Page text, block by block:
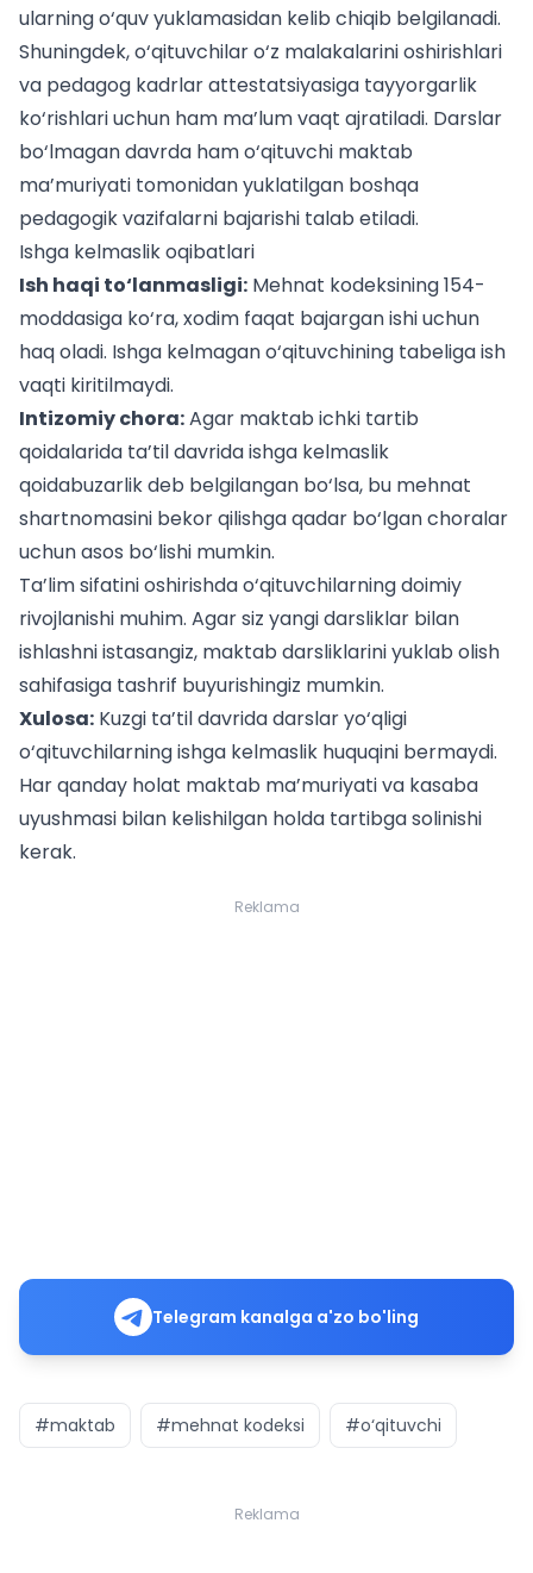
ularning o‘quv yuklamasidan kelib chiqib belgilanadi.
Shuningdek, o‘qituvchilar o‘z malakalarini oshirishlari
va pedagog kadrlar attestatsiyasiga tayyorgarlik
ko‘rishlari uchun ham ma’lum vaqt ajratiladi. Darslar
bo‘lmagan davrda ham o‘qituvchi maktab
ma’muriyati tomonidan yuklatilgan boshqa
pedagogik vazifalarni bajarishi talab etiladi.
Ishga kelmaslik oqibatlari
Ish haqi to‘lanmasligi: Mehnat kodeksining 154-
moddasiga ko‘ra, xodim faqat bajargan ishi uchun
haq oladi. Ishga kelmagan o‘qituvchining tabeliga ish
vaqti kiritilmaydi.
Intizomiy chora:Agar maktab ichki tartib
qoidalarida ta’til davrida ishga kelmaslik
qoidabuzarlik deb belgilangan bo‘lsa, bu mehnat
shartnomasini bekor qilishga qadar bo‘lgan choralar
uchun asos bo‘lishi mumkin.
Ta’lim sifatini oshirishda o‘qituvchilarning doimiy
rivojlanishi muhim. Agar siz yangi darsliklar bilan
ishlashni istasangiz, maktab darsliklarini yuklab olish
sahifasiga tashrif buyurishingiz mumkin.
Xulosa: Kuzgi ta’til davrida darslar yo‘qligi
o‘qituvchilarning ishga kelmaslik huquqini bermaydi.
Har qanday holat maktab ma’muriyati va kasaba
uyushmasi bilan kelishilgan holda tartibga solinishi
kerak.
Reklama
Telegram kanalga a'zo bo'ling
#maktab #mehnat kodeksi #o‘qituvchi
Reklama